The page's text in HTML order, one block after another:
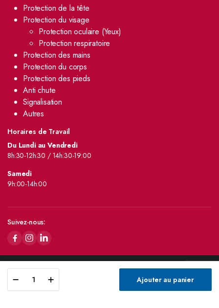
Ajouter au panier
Protection de la tête
Protection du visage
Protection oculaire (Yeux)
Protection respiratoire
Protection des mains
Protection du corps
Protection des pieds
Anti chute
Signalisation
Autres
Horaires de Travail
Du Lundi au Vendredi
8h:30-12h:30 / 14h:30-19:00
Samedi
9h:00-14h:00
Suivez-nous:
Copyright 2024 © SN FLAMANBLEU
Store Recherche Compte Catégories